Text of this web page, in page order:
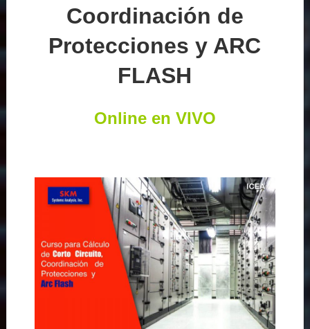
Coordinación de
Protecciones y ARC
FLASH
Online en VIVO